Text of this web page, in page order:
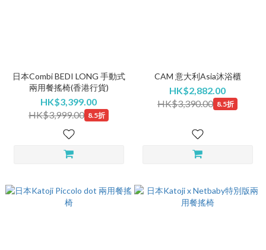
日本Combi BEDI LONG 手動式
兩用餐搖椅(香港行貨)
HK$3,399.00
HK$3,999.00 8.5折
CAM 意大利Asia沐浴櫃
HK$2,882.00
HK$3,390.00 8.5折